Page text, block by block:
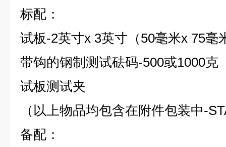
标配：
试板-2英寸x 3英寸（50毫米x 75毫
带钩的钢制测试砝码-500或1000克
试板测试夹
（以上物品均包含在附件包装中-
备配 ：